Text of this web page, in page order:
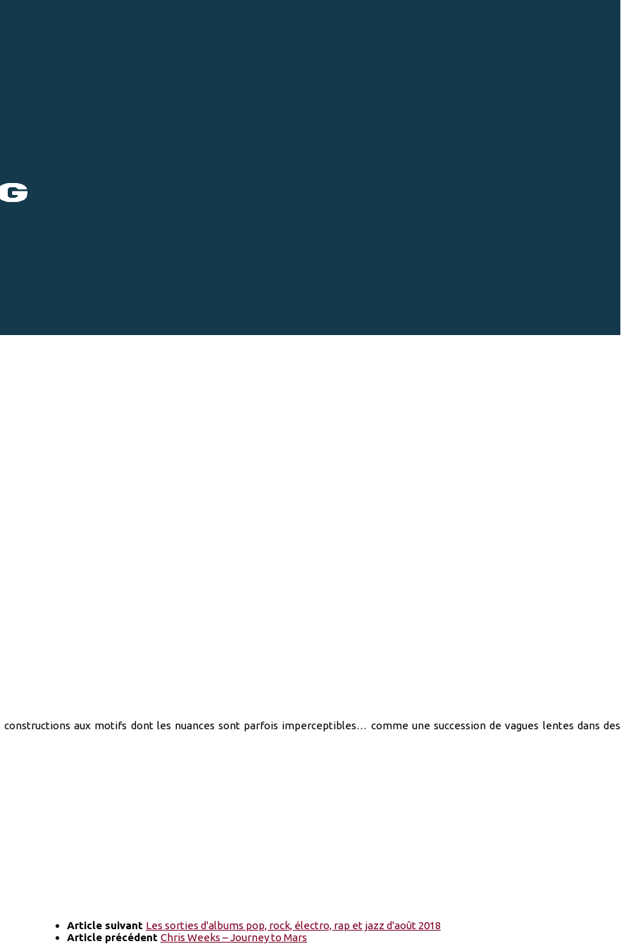
aux motifs dont les nuances sont parfois imperceptibles… comme une succession de vagues lentes dans des
Article suivant Les sorties d'albums pop, rock, électro, rap et jazz d'août 2018
Article précédent Chris Weeks – Journey to Mars